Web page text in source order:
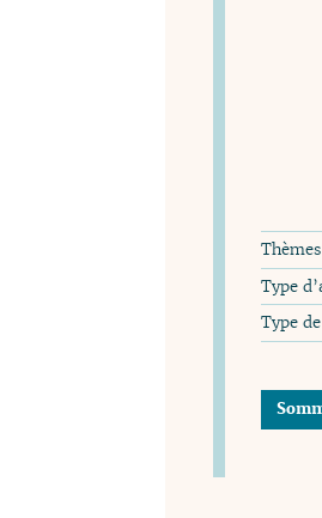
Thèmes
Type
Type